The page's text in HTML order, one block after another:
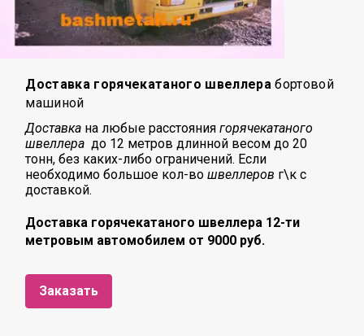
Доставка горячекатаного швеллерабортовой
машиной
Доставка на любые расстояниягорячекатаного
швеллера до 12 метров длинной весом до 20
тонн, без каких-либо ограничений. Если
необходимо большое кол-вошвеллеров г\к с
доставкой.
Доставка горячекатаного швеллера 12-ти
метровым автомобилем от 9000 руб.
Заказать